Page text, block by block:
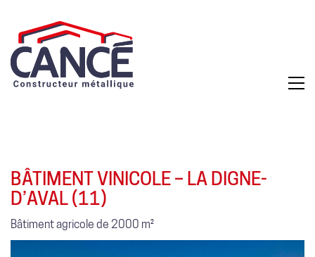
BÂTIMENT VINICOLE – LA DIGNE-
D’AVAL (11)
Bâtiment agricole de 2000 m²